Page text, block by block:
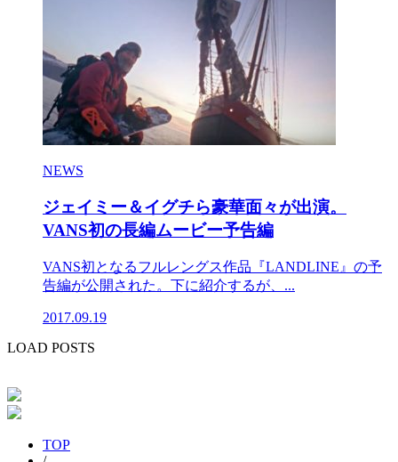
NEWS
ジェイミー＆イグチら豪華面々が出演。
VANS初の長編ムービー予告編
VANS初となるフルレングス作品『LANDLINE』の予
告編が公開された。下に紹介するが、...
2017.09.19
LOAD POSTS
TOP